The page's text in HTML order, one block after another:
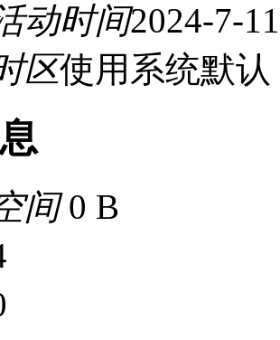
动时间2024-7-
区使用系统默认
间0 B